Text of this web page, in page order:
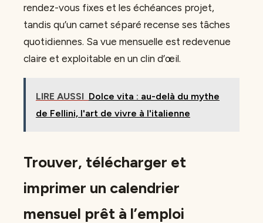
rendez-vous fixes et les échéances projet,
tandis qu’un carnet séparé recense ses tâches
quotidiennes. Sa vue mensuelle est redevenue
claire et exploitable en un clin d’œil.
LIRE AUSSI Dolce vita : au-delà du mythe
de Fellini, l'art de vivre à l'italienne
Trouver, télécharger et
imprimer un calendrier
mensuel prêt à l’emploi